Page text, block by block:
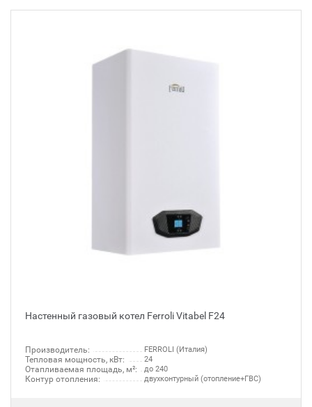
Настенный газовый котел Ferroli Vitabel F24
Производитель: FERROLI (Италия)
Тепловая мощность, кВт: 24
Отапливаемая площадь, м²: до 240
Контур отопления: двухконтурный (отопление+ГВС)